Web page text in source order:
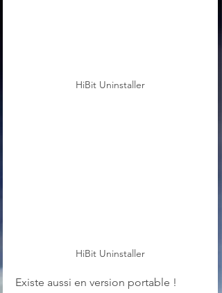
HiBit Uninstaller
HiBit Uninstaller
Existe aussi en version portable !